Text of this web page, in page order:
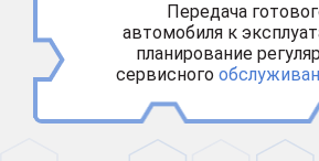
Передача
автомобиля к
планирование
сервисного